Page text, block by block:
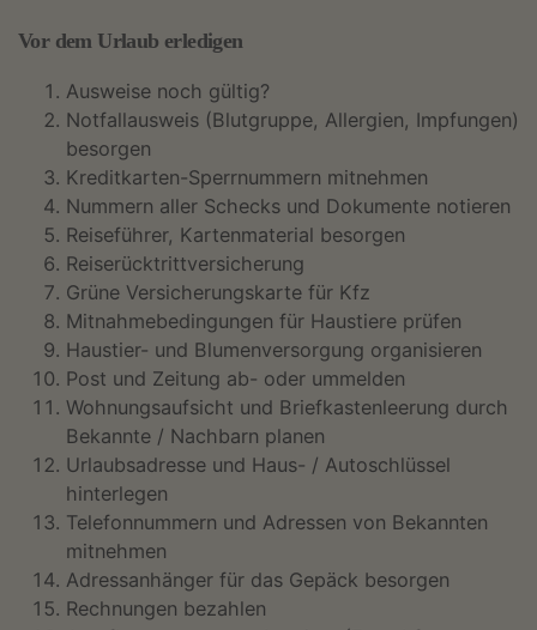
Vor dem Urlaub erledigen
Ausweise noch gültig?
Notfallausweis (Blutgruppe, Allergien, Impfungen)
besorgen
Kreditkarten-Sperrnummern mitnehmen
Nummern aller Schecks und Dokumente notieren
Reiseführer, Kartenmaterial besorgen
Reiserücktrittversicherung
Grüne Versicherungskarte für Kfz
Mitnahmebedingungen für Haustiere prüfen
Haustier- und Blumenversorgung organisieren
Post und Zeitung ab- oder ummelden
Wohnungsaufsicht und Briefkastenleerung durch
Bekannte / Nachbarn planen
Urlaubsadresse und Haus- / Autoschlüssel
hinterlegen
Telefonnummern und Adressen von Bekannten
mitnehmen
Adressanhänger für das Gepäck besorgen
Rechnungen bezahlen